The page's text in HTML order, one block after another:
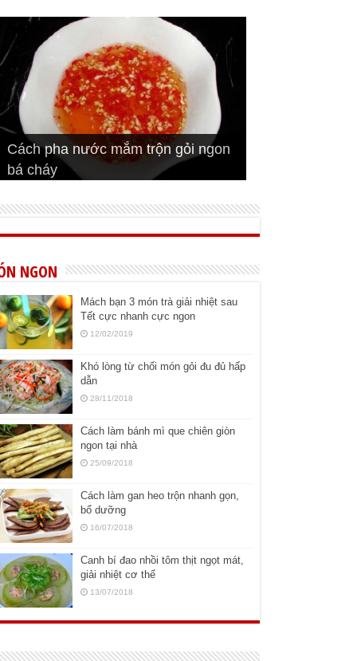
Cách pha nước mắm trộn gỏi ngon
bá cháy
Bí quyết để chiên đậu hũ giòn ngon
Cách ướp sườn non nướng ngon
đúng vị
Cách ướp thịt heo chiên ngon mềm
Bật mí cách ướp sườn cơm tấm
ngon
NGON
Mách bạn 3 món trà giải nhiệt sau
Tết cực nhanh cực ngon
12/02/2019
Khó lòng từ chối món gỏi đu đủ hấp
dẫn
28/11/2018
Cách làm bánh mì que chiên giòn
ngon tại nhà
25/09/2018
Cách làm gan heo trộn nhanh gọn,
bổ dưỡng
16/07/2018
Canh bí đao nhồi tôm thịt ngọt mát,
giải nhiệt cơ thể
13/07/2018